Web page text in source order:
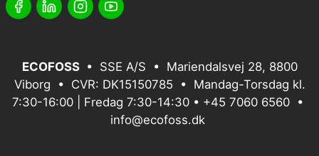
ECOFOSS • SSE A/S • Mariendalsvej 28, 8800
Viborg • CVR: DK15150785 • Mandag-Torsdag kl.
7:30-16:00 | Fredag 7:30-14:30 • +45 7060 6560 •
info@ecofoss.dk